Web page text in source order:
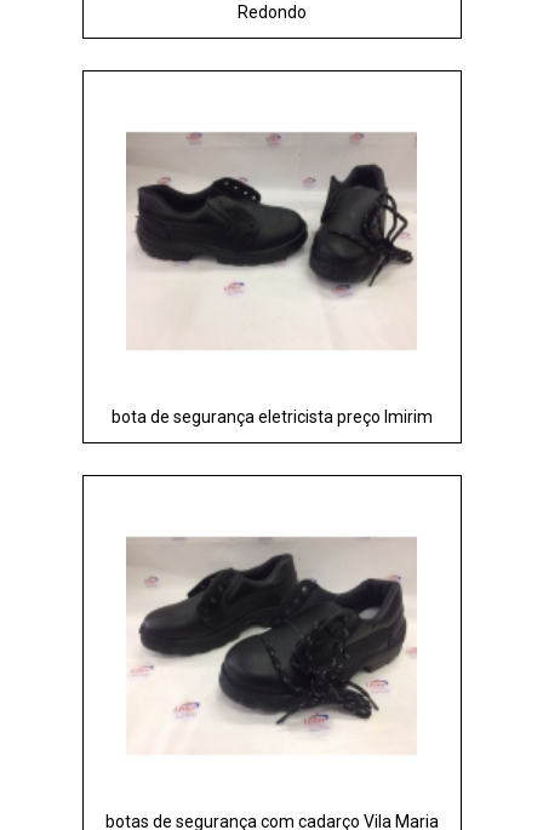
Redondo
bota de segurança eletricista preço Imirim
botas de segurança com cadarço Vila Maria